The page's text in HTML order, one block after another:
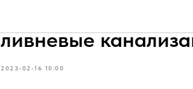
Жители частного
ливневые
2023-02-16 10:00